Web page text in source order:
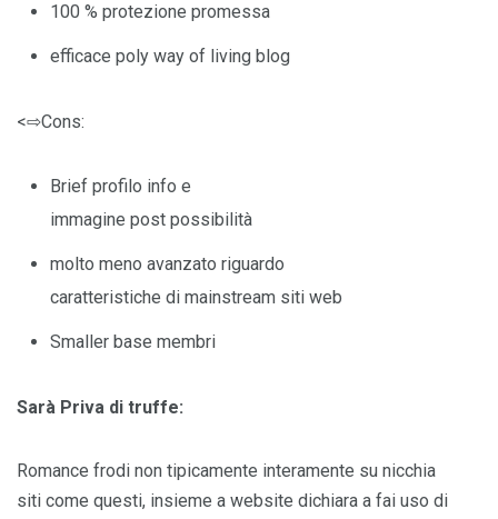
100 % protezione promessa
efficace poly way of living blog
<⇨Cons:
Brief profilo info e
immagine post possibilità
molto meno avanzato riguardo
caratteristiche di mainstream siti web
Smaller base membri
Sarà Priva di truffe:
Romance frodi non tipicamente interamente su nicchia
siti come questi, insieme a website dichiara a fai uso di